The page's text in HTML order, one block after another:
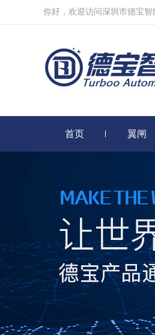
你好，欢迎访问深圳市德宝智
首页 翼闸